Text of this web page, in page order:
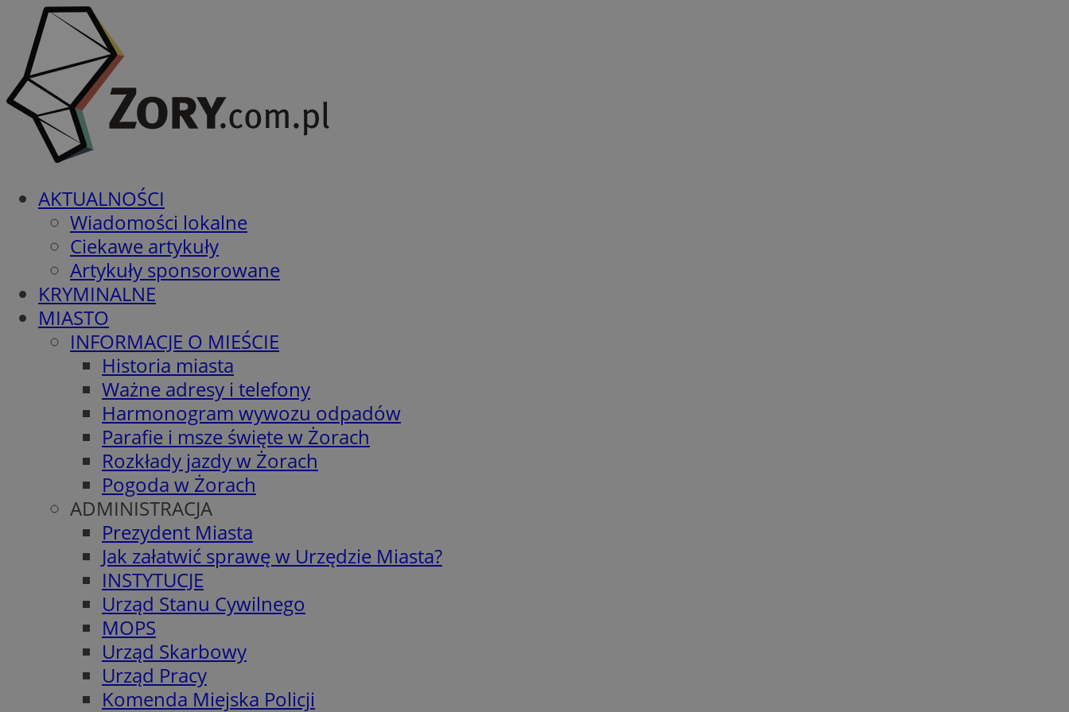
AKTUALNOŚCI
Wiadomości lokalne
Ciekawe artykuły
Artykuły sponsorowane
KRYMINALNE
MIASTO
INFORMACJE O MIEŚCIE
Historia miasta
Ważne adresy i telefony
Harmonogram wywozu odpadów
Parafie i msze święte w Żorach
Rozkłady jazdy w Żorach
Pogoda w Żorach
ADMINISTRACJA
Prezydent Miasta
Jak załatwić sprawę w Urzędzie Miasta?
INSTYTUCJE
Urząd Stanu Cywilnego
MOPS
Urząd Skarbowy
Urząd Pracy
Komenda Miejska Policji